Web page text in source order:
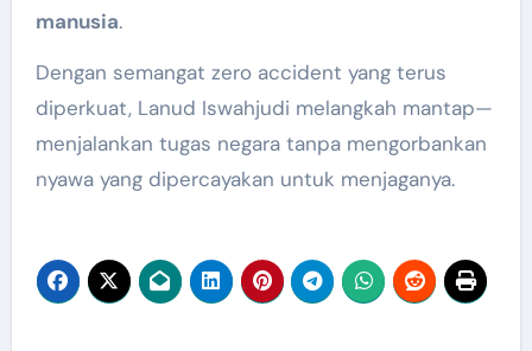
manusia.
Dengan semangat zero accident yang terus
diperkuat, Lanud Iswahjudi melangkah mantap—
menjalankan tugas negara tanpa mengorbankan
nyawa yang dipercayakan untuk menjaganya.